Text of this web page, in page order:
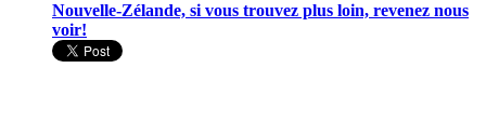
Nouvelle-Zélande, si vous trouvez plus loin, revenez nous
voir!